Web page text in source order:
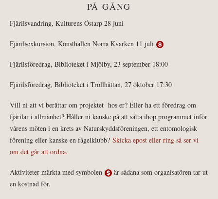
PÅ GÅNG
Fjärilsvandring, Kulturens Östarp 28 juni
Fjärilsexkursion, Konsthallen Norra Kvarken 11 juli
Fjärilsföredrag, Biblioteket i Mjölby, 23 september 18:00
Fjärilsföredrag, Biblioteket i Trollhättan, 27 oktober 17:30
Vill ni att vi berättar om projektet hos er? Eller ha ett föredrag om
fjärilar i allmänhet? Håller ni kanske på att sätta ihop programmet inför
vårens möten i en krets av Naturskyddsföreningen, ett entomologisk
förening eller kanske en fågelklubb? Skicka epost eller ring så ser vi
om det går att ordna.
Aktiviteter märkta med symbolen
är sådana som organisatören tar ut
en kostnad för.